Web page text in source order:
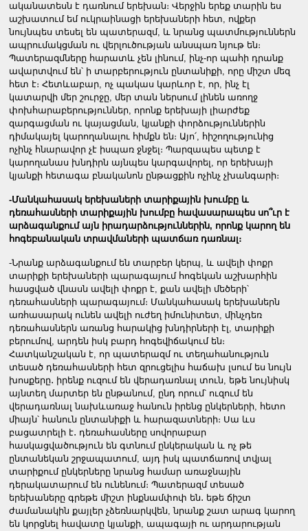
ականատեսն է դառնում երեխան։ Վերջին երեք տարին ես
աշխատում եմ ուկրաինացի երեխաների հետ, ովքեր
նույնպես տեսել են պատերազմ, և նրանց պատմություններն
ապրումակցման ու վերլուծության անսպառ նյութ են։
Պատերազմները հարատև չեն լինում, ինչ-որ պահի դրանք
ավարտվում են՝ ի տարբերություն ընտանիքի, որը միշտ մեզ
հետ է։ Հետևաբար, ոչ պակաս կարևոր է, որ, ինչ էլ
կատարվի մեր շուրջը, մեր տան ներսում լինեն առողջ
փոխհարաբերություններ, որոնք երեխայի լիարժեք
զարգացման ու կայացման, կյանքի փորձություններին
դիմակայել կարողանալու հիմքն են։ Այո՛, հիշողությունից
ոչինչ հնարավոր չէ իսպառ ջնջել։ Պարզապես պետք է
կարողանաս խնդիրն այնպես կարգավորել, որ երեխայի
կյանքի հետագա բնականոն ընթացքին ոչինչ չխանգարի։
-Մանկահասակ երեխաների տարիքային խումբը և
դեռահասների տարիքային խումբը հավասարապես սո՞ւր է
արձագանքում այն իրադարձություններին, որոնք կարող են
հոգեբանական տրավմաների պատճառ դառնալ։
-Նրանք արձագանքում են տարբեր կերպ, և ավելի փոքր
տարիքի երեխաների պարագայում հոգեկան աշխարհին
հասցված վնասն ավելի փոքր է, քան ավելի մեծերի՝
դեռահասների պարագայում։ Մանկահասակ երեխաներն
առհասարակ ունեն ավելի ուժեղ իմունիտետ, մինչդեռ
դեռահասներն առանց հարակից խնդիրների էլ, տարիքի
բերումով, արդեն իսկ բարդ հոգեվիճակում են։
Հատկանշական է, որ պատերազմ ու տեղահանություն
տեսած դեռահասների հետ զրուցելիս հաճախ լսում ես նույն
խոսքերը․ իրենք ուզում են վերադառնալ տուն, եթե նույնիսկ
այնտեղ մարտեր են ընթանում, ընդ որում՝ ուզում են
վերադառնալ նախևառաջ հանուն իրենց ընկերների, հետո
միայն՝ հանուն ընտանիքի և հարազատների։ Սա ևս
բացատրելի է․ դեռահասները սովորաբար
հասկացվածություն են գտնում ընկերական և ոչ թե
ընտանեկան շրջապատում, այդ իսկ պատճառով տվյալ
տարիքում ընկերները նրանց համար առաջնային
դերակատարում են ունենում։ Պատերազմ տեսած
երեխաները գրեթե միշտ ինքնամփոփ են․ եթե ճիշտ
ժամանակին քայլեր չձեռնարկվեն, նրանք շատ արագ կարող
են կորցնել հավատը կյանքի, ապագայի ու արդարության